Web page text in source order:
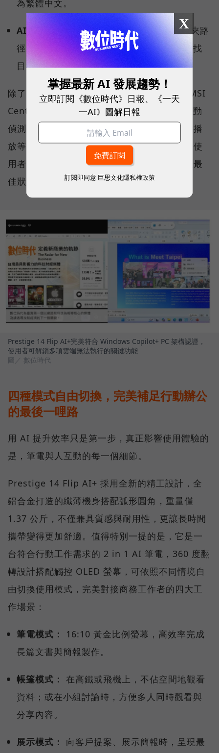
為繁體中文。
AI 智慧搜尋：
不需要精確記住檔名或資料夾路
徑，用自然語言就能從茫茫資料海中精準查找
目標檔案。
除了微軟的生態系，MSI 更導入獨家研發的 MSI
Center 中控軟體，其中「AI 智慧引擎」能自動
偵測使用情境（如視訊會議、文書處理、影音播
放等），主動調節各項硬體設定與效能表現，使
用者無需動手調整參數，系統便能持續維持在最
佳狀態。
Prestige 14 Flip AI+完美符合 Windows Copilot+ PC 架構認證，
使用者可解鎖多項雲端無法執行的關鍵功能
圖／ 數位時代
四種模式自由切換，完美補足行動辦公
的最後一哩路
用 AI 提升效率只是第一步，真正影響使用體驗的
是，筆電與人互動的每一個細節。
Prestige 14 Flip AI+ 採用全新的精工設計，全
鋁合金打造的纖薄機身搭配弧形圓角，重量僅
1.37 公斤，不僅兼具質感與耐用性，更讓長時間
攜帶變得更加舒適。值得特別一提的是，它是一
台符合行動工作需求的 2 in 1 AI 筆電，360 度翻
轉設計搭配觸控 OLED 螢幕，可依照不同情境自
由切換使用模式，完美對接商務工作者的四大工
作場景：
筆電模式：
16:10 黃金比例螢幕，高效率完成
長篇文書與簡報製作。
帳篷模式： 在高鐵或飛機上，不佔空間地觀看
資料；或在小組討論時，方便多人同時觀看與
分享內容。
展示模式：
向客戶提案、展示簡報時，呈現最
X
掌握最新 AI 發展趨勢！
立即訂閱《數位時代》日報、《一天
一AI》圖解日報
訂閱即同意 巨思文化隱私權政策